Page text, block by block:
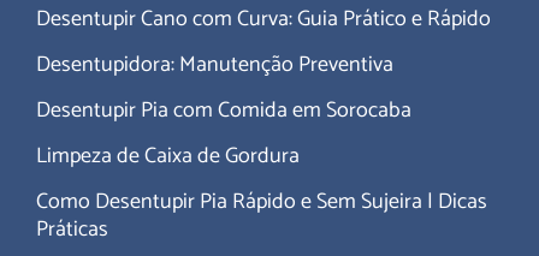
Desentupir Cano com Curva: Guia Prático e Rápido
Desentupidora: Manutenção Preventiva
Desentupir Pia com Comida em Sorocaba
Limpeza de Caixa de Gordura
Como Desentupir Pia Rápido e Sem Sujeira | Dicas
Práticas